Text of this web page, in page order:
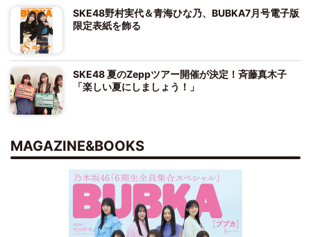
SKE48野村実代＆青海ひな乃、BUBKA7月号電子版
限定表紙を飾る
SKE48 夏のZeppツアー開催が決定！斉藤真木子
「楽しい夏にしましょう！」
MAGAZINE&BOOKS